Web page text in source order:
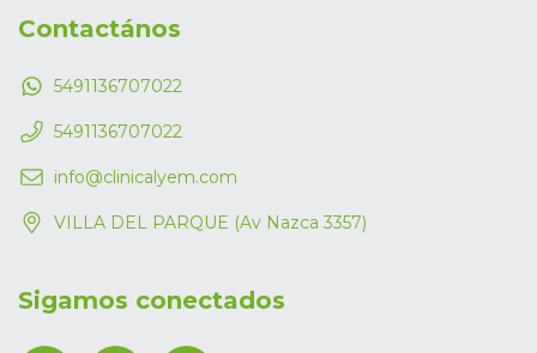
Contactános
5491136707022
5491136707022
info@clinicalyem.com
VILLA DEL PARQUE (Av Nazca 3357)
Sigamos conectados